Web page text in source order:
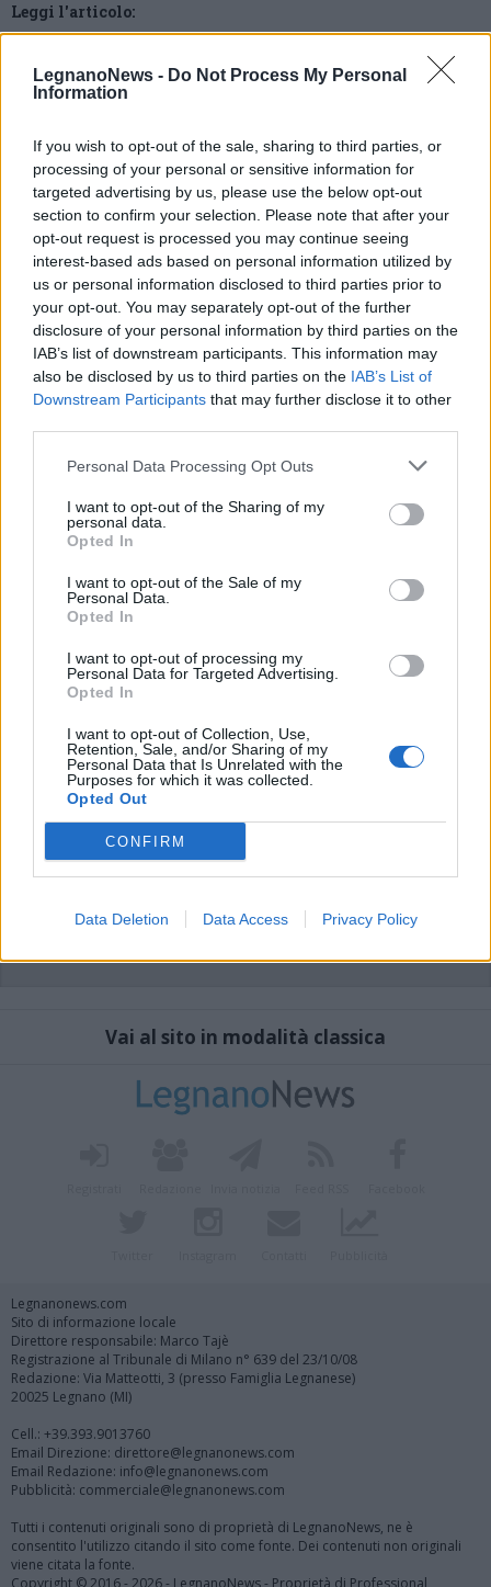
LegnanoNews - Do Not Process My Personal
Information
If you wish to opt-out of the sale, sharing to third parties, or
processing of your personal or sensitive information for
targeted advertising by us, please use the below opt-out
section to confirm your selection. Please note that after your
opt-out request is processed you may continue seeing
interest-based ads based on personal information utilized by
us or personal information disclosed to third parties prior to
your opt-out. You may separately opt-out of the further
disclosure of your personal information by third parties on the
IAB’s list of downstream participants. This information may
also be disclosed by us to third parties on the IAB’s List of
Downstream Participants that may further disclose it to other
Personal Data Processing Opt Outs
I want to opt-out of the Sharing of my
personal data.
Opted In
I want to opt-out of the Sale of my
Personal Data.
Opted In
I want to opt-out of processing my
Personal Data for Targeted Advertising.
Opted In
I want to opt-out of Collection, Use,
Retention, Sale, and/or Sharing of my
Personal Data that Is Unrelated with the
Purposes for which it was collected.
Opted Out
CONFIRM
Data Deletion Data Access Privacy Policy
Leggi l'articolo:
Le scuole superiori si presentano a Parabiago: in tanti al
Commenti
articolo.
L'email è richiesta ma non verrà mostrata ai visitatori. Il contenuto di questo
commento esprime il pensiero dell'autore e non rappresenta la linea editoriale
commenti non sono testi giornalistici, ma post inviati dai singoli lettori che
possono essere automaticamente pubblicati senza filtro preventivo. I commenti
che includano uno o più link a siti esterni verranno rimossi in automatico dal
Vai al sito in modalità classica
Legnanonews.com
Sito di informazione locale
Direttore responsabile: Marco Tajè
Registrazione al Tribunale di Milano n° 639 del 23/10/08
Redazione: Via Matteotti, 3 (presso Famiglia Legnanese)
20025 Legnano (MI)
Cell.: +39.393.9013760
Email Direzione: direttore@legnanonews.com
Email Redazione: info@legnanonews.com
Pubblicità: commerciale@legnanonews.com
Tutti i contenuti originali sono di proprietà di LegnanoNews, ne è
consentito l'utilizzo citando il sito come fonte. Dei contenuti non originali
viene citata la fonte.
Copyright © 2016 - 2026 - LegnanoNews - Proprietà di Professional